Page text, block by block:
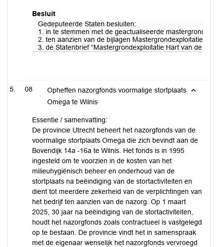
Besluit
Gedeputeerde Staten besluiten:
1. in te stemmen met de geactualiseerde
2. ten aanzien van de bijlagen Mastergrondexploitatie
3. de Statenbrief “Mastergrondexploitatie Hart van de
08
Opheffen nazorgfonds voormalige stortplaats
Omega te Wilnis
Essentie / samenvatting:
De provincie Utrecht beheert het nazorgfonds van de
voormalige stortplaats Omega die zich bevindt aan de
Bovendijk 14a -16a te Wilnis. Het fonds is in 1995
ingesteld om te voorzien in de kosten van het
milieuhygiënisch beheer en onderhoud van de
stortplaats na beëindiging van de stortactiviteiten en
dient tot meerdere zekerheid van de verplichtingen van
het bedrijf ten aanzien van de nazorg. Op 1 maart
2025, 30 jaar na beëindiging van de stortactiviteiten,
houdt het nazorgfonds zoals contractueel is vastgelegd
op te bestaan. De provincie vindt het in samenspraak
met de eigenaar wenselijk het nazorgfonds vervroegd